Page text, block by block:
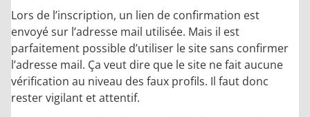
Lors de l’inscription, un lien de confirmation est
envoyé sur l’adresse mail utilisée. Mais il est
parfaitement possible d’utiliser le site sans confirmer
l’adresse mail. Ça veut dire que le site ne fait aucune
vérification au niveau des faux profils. Il faut donc
rester vigilant et attentif.